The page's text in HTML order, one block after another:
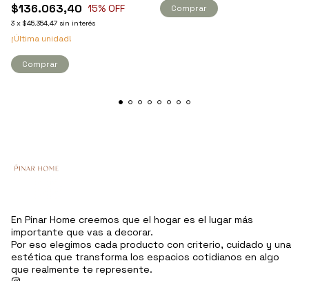
$136.063,40 15% OFF
3 x $45.354,47 sin interés
¡Última unidad!
Comprar
Comprar
En Pinar Home creemos que el hogar es el lugar más
importante que vas a decorar.
Por eso elegimos cada producto con criterio, cuidado y una
estética que transforma los espacios cotidianos en algo
que realmente te represente.